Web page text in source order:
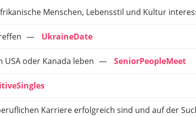
Menschen, Lebensstil und Kultur
UkraineDate
USA oder Kanada leben SeniorPeopleMeet
Karriere erfolgreich sind und auf der